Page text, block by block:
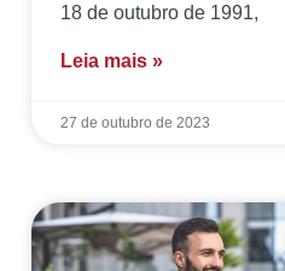
18 de outubro de 1991,
Leia mais »
27 de outubro de 2023